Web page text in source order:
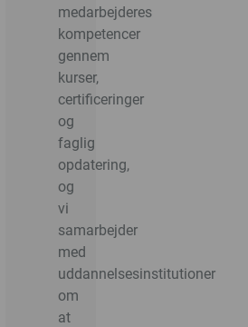
medarbejderes
kompetencer
gennem
kurser,
certificeringer
og
faglig
opdatering,
og
vi
samarbejder
med
uddannelsesinstitutioner
om
at